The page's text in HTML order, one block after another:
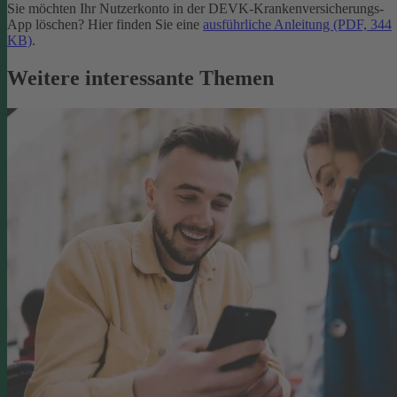
Sie möchten Ihr Nutzerkonto in der DEVK-Krankenversicherungs-
App löschen? Hier finden Sie eine ausführliche Anleitung (PDF, 344
KB).
Weitere interessante Themen